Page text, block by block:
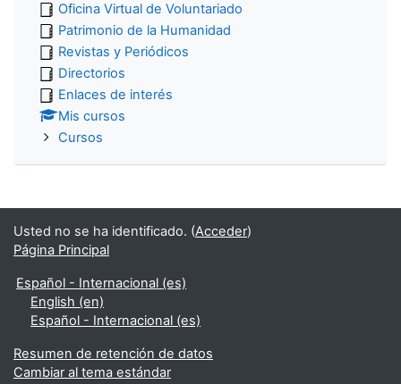
Oficina Virtual de Voluntariado
Patrimonio de la Humanidad
Revistas y Periódicos
Directorios
Enlaces de interés
Mis cursos
Cursos
Usted no se ha identificado. (Acceder)
Página Principal
Español - Internacional ‎(es)‎
English ‎(en)‎
Español - Internacional ‎(es)‎
Resumen de retención de datos
Cambiar al tema estándar